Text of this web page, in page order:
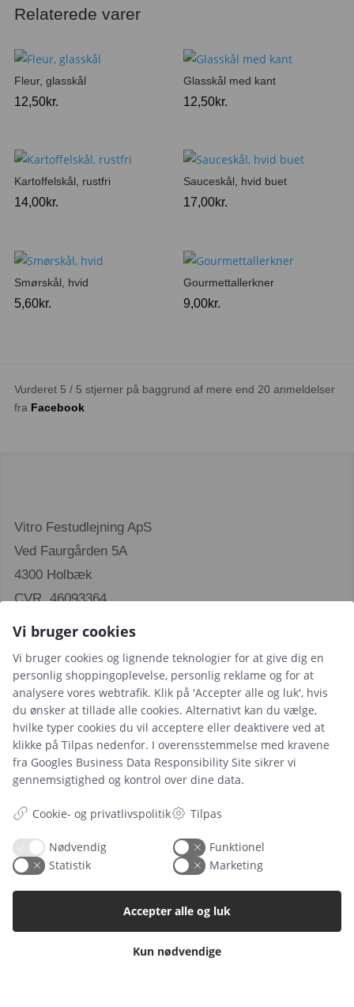
Relaterede varer
Fleur, glasskål
12,50kr.
Glasskål med kant
12,50kr.
Kartoffelskål, rustfri
14,00kr.
Sauceskål, hvid buet
17,00kr.
Smørskål, hvid
5,60kr.
Gourmettallerkner
9,00kr.
Vurderet 5 / 5 stjerner på baggrund af mere end 20 anmeldelser
fra Facebook
Vitro Festudlejning ApS
Ved Faurgården 5A
4300 Holbæk
CVR. 46093364
Leje- og købsbetingelser
Cookie- og privatlivspolitik
Typiske spørgsmål
Manualer
Samarbejdspartnere
Referencer
Tlf. nr.59 43 11 32
Vi bruger cookies
Vi bruger cookies og lignende teknologier for at give dig en
personlig shoppingoplevelse, personlig reklame og for at
analysere vores webtrafik. Klik på 'Accepter alle og luk', hvis
du ønsker at tillade alle cookies. Alternativt kan du vælge,
hvilke typer cookies du vil acceptere eller deaktivere ved at
klikke på Tilpas nedenfor. I overensstemmelse med kravene
fra Googles Business Data Responsibility Site sikrer vi
gennemsigtighed og kontrol over dine data.
Cookie- og privatlivspolitik Tilpas
Nødvendig
Funktionel
Statistik
Marketing
Kun nødvendige
Accepter alle og luk